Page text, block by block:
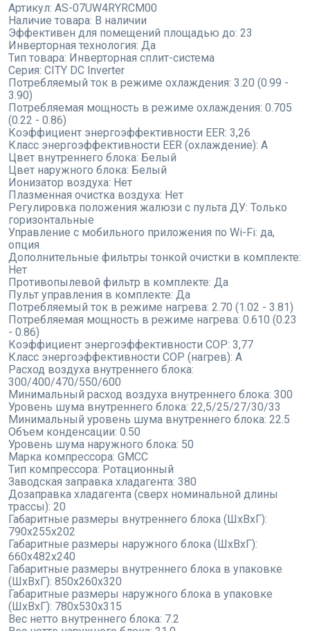
Артикул: AS-07UW4RYRCM00
Наличие товара: В наличии
Эффективен для помещений площадью до: 23
Инверторная технология: Да
Тип товара: Инверторная сплит-система
Серия: CITY DC Inverter
Потребляемый ток в режиме охлаждения: 3.20 (0.99 -
3.90)
Потребляемая мощность в режиме охлаждения: 0.705
(0.22 - 0.86)
Коэффициент энергоэффективности EER: 3,26
Класс энергоэффективности EER (охлаждение): A
Цвет внутреннего блока: Белый
Цвет наружного блока: Белый
Ионизатор воздуха: Нет
Плазменная очистка воздуха: Нет
Регулировка положения жалюзи с пульта ДУ: Только
горизонтальные
Управление с мобильного приложения по Wi-Fi: да,
опция
Дополнительные фильтры тонкой очистки в комплекте:
Нет
Противопылевой фильтр в комплекте: Да
Пульт управления в комплекте: Да
Потребляемый ток в режиме нагрева: 2.70 (1.02 - 3.81)
Потребляемая мощность в режиме нагрева: 0.610 (0.23
- 0.86)
Коэффициент энергоэффективности COP: 3,77
Класс энергоэффективности COP (нагрев): A
Расход воздуха внутреннего блока:
300/400/470/550/600
Минимальный расход воздуха внутреннего блока: 300
Уровень шума внутреннего блока: 22,5/25/27/30/33
Минимальный уровень шума внутреннего блока: 22.5
Объем конденсации: 0.50
Уровень шума наружного блока: 50
Марка компрессора: GMCC
Тип компрессора: Ротационный
Заводская заправка хладагента: 380
Дозаправка хладагента (сверх номинальной длины
трассы): 20
Габаритные размеры внутреннего блока (ШxВxГ):
790x255x202
Габаритные размеры наружного блока (ШxВxГ):
660x482x240
Габаритные размеры внутреннего блока в упаковке
(ШxВxГ): 850x260x320
Габаритные размеры наружного блока в упаковке
(ШxВxГ): 780x530x315
Вес нетто внутреннего блока: 7.2